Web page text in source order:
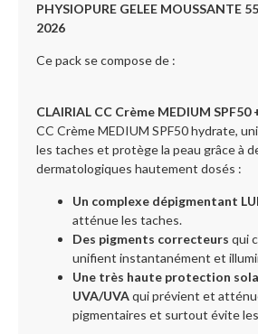
PHYSIOPURE GELEE MOUSSANTE
2026
Ce pack se compose de :
CLAIRIAL CC Crème MEDIUM SPF50
CC Crème MEDIUM SPF50 hydrate,
les taches et protège la peau grâce à
dermatologiques hautement dosés :
Un complexe dépigmentant
atténue les taches.
Des pigments correcteurs qui
unifient instantanément et
Une très haute protection
UVA/UVAqui prévient et
pigmentaires et surtout évite